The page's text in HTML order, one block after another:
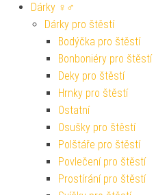
Dárky ♀♂
Dárky pro štěstí
Bodýčka pro štěstí
Bonboniéry pro štěstí
Deky pro štěstí
Hrnky pro štěstí
Ostatní
Osušky pro štěstí
Polštáře pro štěstí
Povlečení pro štěstí
Prostírání pro štěstí